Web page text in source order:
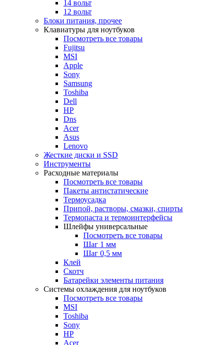
14 вольт
12 вольт
Блоки питания, прочее
Клавиатуры для ноутбуков
Посмотреть все товары
Fujitsu
MSI
Apple
Sony
Samsung
Toshiba
Dell
HP
Dns
Acer
Asus
Lenovo
Жесткие диски и SSD
Инструменты
Расходные материалы
Посмотреть все товары
Пакеты антистатические
Термоусадка
Припой, растворы, смазки, спирты
Термопаста и термоинтерфейсы
Шлейфы универсальные
Посмотреть все товары
Шаг 1 мм
Шаг 0,5 мм
Клей
Скотч
Батарейки элементы питания
Системы охлаждения для ноутбуков
Посмотреть все товары
MSI
Toshiba
Sony
HP
Acer